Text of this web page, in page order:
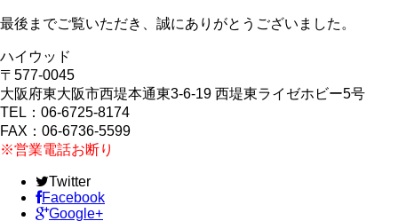
最後までご覧いただき、誠にありがとうございました。
ハイウッド
〒577-0045
大阪府東大阪市西堤本通東3-6-19 西堤東ライゼホビー5号
TEL：06-6725-8174
FAX：06-6736-5599
※営業電話お断り
Twitter
Facebook
Google+